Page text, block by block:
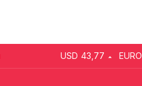
USD 43,77 EURO